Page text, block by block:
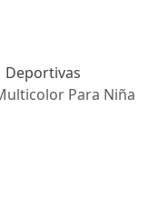
Deportivas
Para Niña